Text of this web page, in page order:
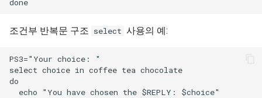
조건부 반복문 구조 select 사용의 예:
PS3="Your choice: "
select choice in coffee tea chocolate
do
  echo "You have chosen the $REPLY: $choice"